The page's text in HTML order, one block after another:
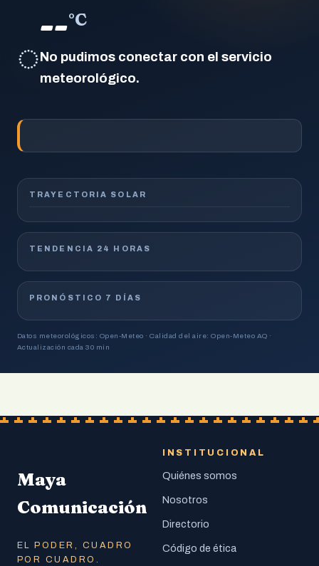
◌
--°C
No pudimos conectar con el servicio
meteorológico.
TRAYECTORIA SOLAR
TENDENCIA 24 HORAS
PRONÓSTICO 7 DÍAS
Datos meteorológicos: Open-Meteo · Calidad del aire: Open-Meteo AQ ·
Actualización cada 30 min
Maya
Comunicación
EL PODER, CUADRO
POR CUADRO.
INSTITUCIONAL
Quiénes somos
Nosotros
Directorio
Código de ética